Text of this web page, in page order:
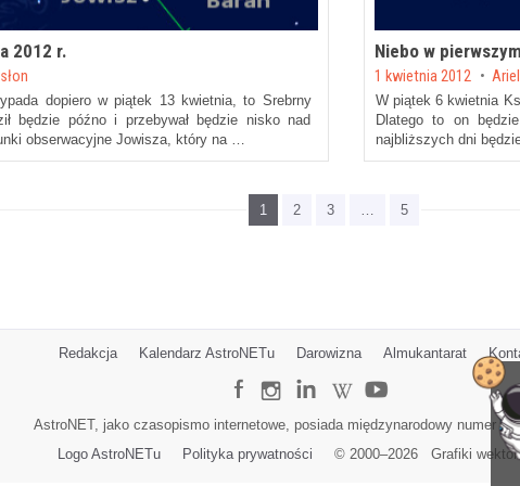
2012 r.
dopiero w piątek 13 kwietnia, to Srebrny
będzie późno i przebywał będzie nisko nad
obserwacyjne Jowisza, który na …
Niebo w
Posted on
1 kwietnia 2012 by
W piątek 6 kwietnia
Dlatego to on
najbliższych dni
1 2 3 … 5
Redakcja Kalendarz AstroNETu Darowizna Almukantarat
AstroNET, jako czasopismo internetowe, posiada międzynarodowy numer
Logo AstroNETu
Polityka prywatności © 2000–2026 Grafiki